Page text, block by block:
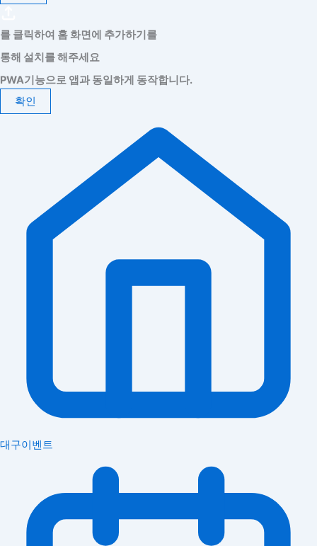
를 클릭하여 홈 화면에 추가하기를
통해 설치를 해주세요
PWA기능으로 앱과 동일하게 동작합니다.
확인
대구이벤트